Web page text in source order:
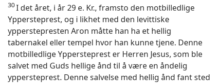
30I det året, i år 29 e. Kr., framsto den motbilledlige
Yppersteprest, og i likhet med den levittiske
ypperstepresten Aron måtte han ha et hellig
tabernakel eller tempel hvor han kunne tjene. Denne
motbilledlige Yppersteprest er Herren Jesus, som ble
salvet med Guds hellige ånd til å være en åndelig
yppersteprest. Denne salvelse med hellig ånd fant sted